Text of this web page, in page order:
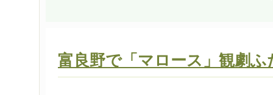
富良野で「マロース」観劇ふ